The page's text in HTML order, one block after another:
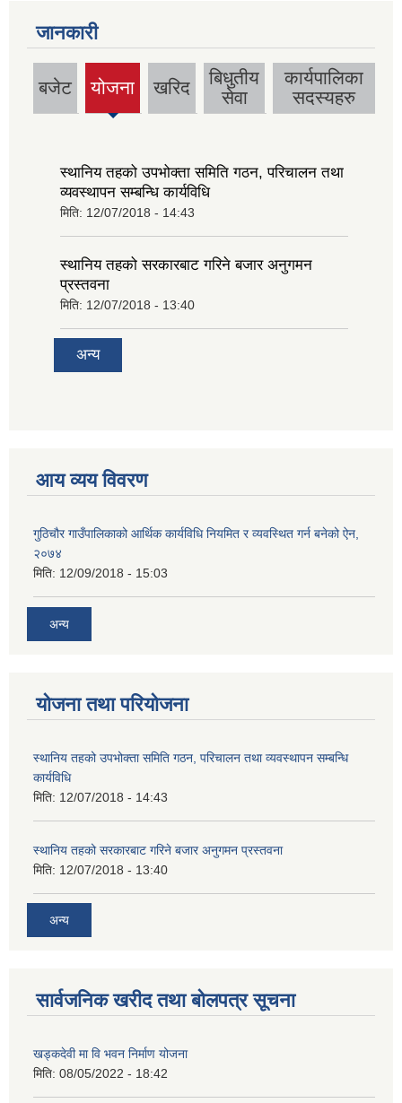
जानकारी
बजेट योजना
(active
tab)
खरिद
बिधुतीय
सेवा
कार्यपालिका
सदस्यहरु
स्थानिय तहको उपभोक्ता समिति गठन, परिचालन तथा
व्यवस्थापन सम्बन्धि कार्यविधि
मिति: 12/07/2018 - 14:43
स्थानिय तहको सरकारबाट गरिने बजार अनुगमन
प्रस्तवना
मिति: 12/07/2018 - 13:40
अन्य
आय व्यय विवरण
गुठिचौर गाउँपालिकाको आर्थिक कार्यविधि नियमित र व्यवस्थित गर्न बनेको ऐन,
२०७४
मिति: 12/09/2018 - 15:03
अन्य
योजना तथा परियोजना
स्थानिय तहको उपभोक्ता समिति गठन, परिचालन तथा व्यवस्थापन सम्बन्धि
कार्यविधि
मिति: 12/07/2018 - 14:43
स्थानिय तहको सरकारबाट गरिने बजार अनुगमन प्रस्तवना
मिति: 12/07/2018 - 13:40
अन्य
सार्वजनिक खरीद तथा बोलपत्र सूचना
खड्कदेवी मा वि भवन निर्माण योजना
मिति: 08/05/2022 - 18:42